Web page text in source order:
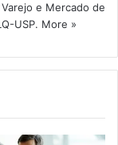
e Mercado de
USP. More »